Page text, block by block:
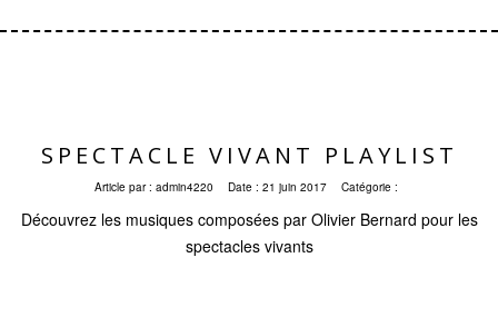
SPECTACLE VIVANT PLAYLIST
Article par : admin4220 Date : 21 juin 2017 Catégorie :
Découvrez les musiques composées par Olivier Bernard pour les
spectacles vivants